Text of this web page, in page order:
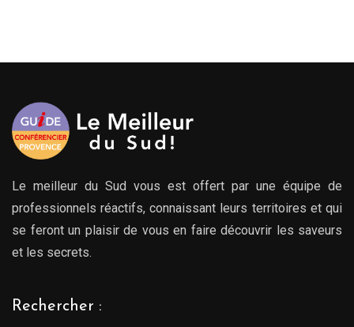
à
Le meilleur du Sud vous est offert par une équipe de
professionnels réactifs, connaissant leurs territoires et qui
se feront un plaisir de vous en faire découvrir les saveurs
et les secrets.
Rechercher :